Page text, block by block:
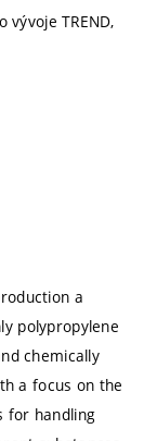
TREND,
a
polypropylene
chemically
a focus on the
for handling